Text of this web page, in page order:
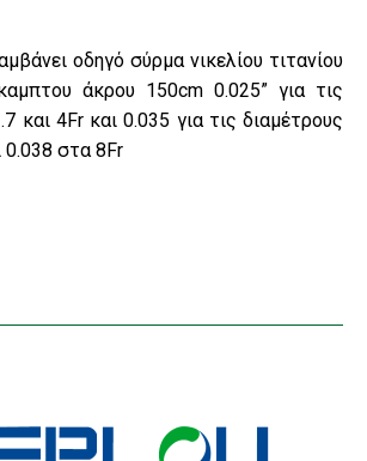
οδηγό σύρμα νικελίου τιτανίου
άκρου 150cm 0.025” για τις
και 4Fr και 0.035 για τις διαμέτρους
0.038 στα 8Fr